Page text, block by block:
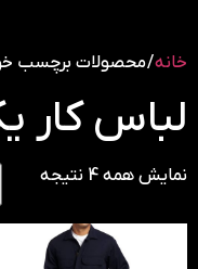
خانه/ محصولات برچسب
لباس کار
نمایش همه 4 نتیجه